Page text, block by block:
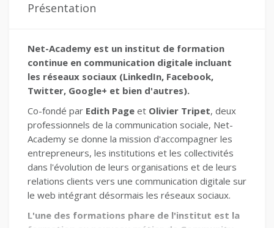
Présentation
Net-Academy est un institut de formation
continue en communication digitale incluant
les réseaux sociaux (LinkedIn, Facebook,
Twitter, Google+ et bien d'autres).
Co-fondé par Edith Page et Olivier Tripet, deux
professionnels de la communication sociale, Net-
Academy se donne la mission d'accompagner les
entrepreneurs, les institutions et les collectivités
dans l'évolution de leurs organisations et de leurs
relations clients vers une communication digitale sur
le web intégrant désormais les réseaux sociaux.
L'une des formations phare de l'institut est la